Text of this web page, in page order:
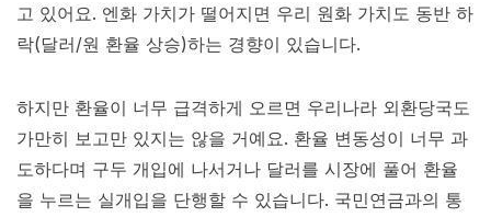
고 있어요. 엔화 가치가 떨어지면 우리 원화 가치도 동반 하
락(달러/원 환율 상승)하는 경향이 있습니다.
하지만 환율이 너무 급격하게 오르면 우리나라 외환당국도
가만히 보고만 있지는 않을 거예요. 환율 변동성이 너무 과
도하다며 구두 개입에 나서거나 달러를 시장에 풀어 환율
을 누르는 실개입을 단행할 수 있습니다. 국민연금과의 통